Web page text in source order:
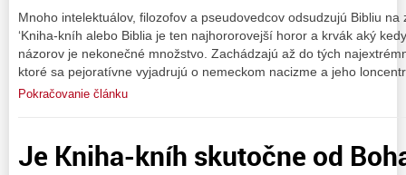
Mnoho intelektuálov, filozofov a pseudovedcov odsudzujú Bibliu na
‘Kniha-kníh alebo Biblia je ten najhororovejší horor a krvák aký
názorov je nekonečné množstvo. Zachádzajú až do tých
ktoré sa pejoratívne vyjadrujú o nemeckom nacizme a jeho
Pokračovanie článku
Je Kniha-kníh skutočne od